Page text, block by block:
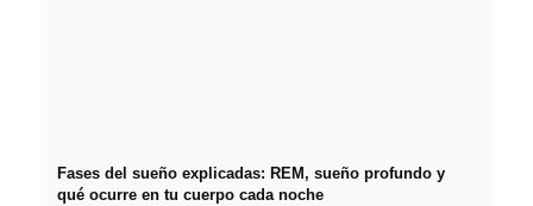
Fases del sueño explicadas: REM, sueño profundo y
qué ocurre en tu cuerpo cada noche